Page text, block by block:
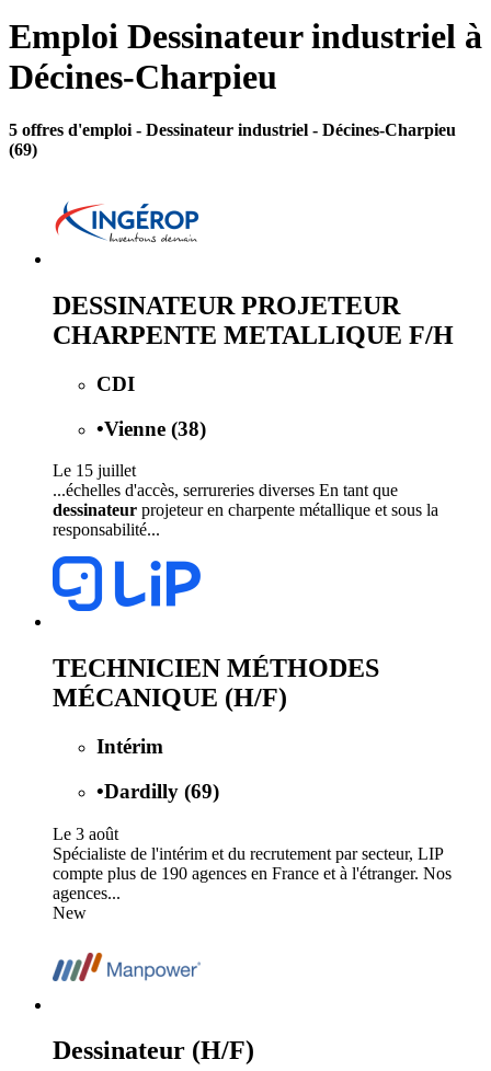
Emploi Dessinateur industriel à
Décines-Charpieu
5 offres d'emploi - Dessinateur industriel - Décines-Charpieu
(69)
DESSINATEUR PROJETEUR
CHARPENTE METALLIQUE F/H
CDI
•Vienne (38)
Le 15 juillet
...échelles d'accès, serrureries diverses En tant que
dessinateur projeteur en charpente métallique et sous la
responsabilité...
TECHNICIEN MÉTHODES
MÉCANIQUE (H/F)
Intérim
•Dardilly (69)
Le 3 août
Spécialiste de l'intérim et du recrutement par secteur, LIP
compte plus de 190 agences en France et à l'étranger. Nos
agences...
New
Dessinateur (H/F)